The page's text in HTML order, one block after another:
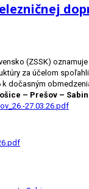
(ZSSK) oznamuje
za účelom
dočasným
– Prešov –
27.03.26.pdf